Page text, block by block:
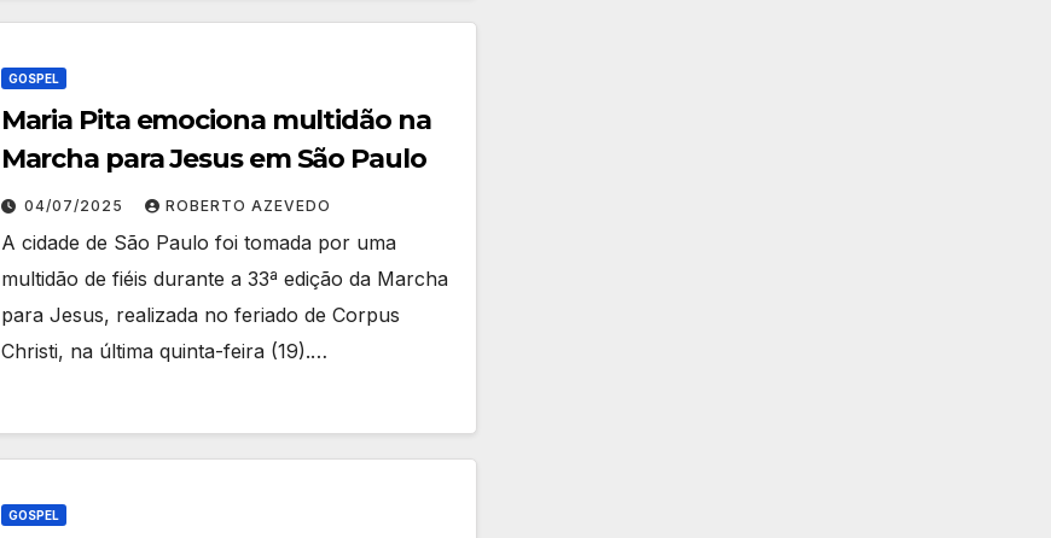
GOSPEL
Maria Pita emociona multidão na
Marcha para Jesus em São Paulo
04/07/2025 ROBERTO AZEVEDO
A cidade de São Paulo foi tomada por uma
multidão de fiéis durante a 33ª edição da Marcha
para Jesus, realizada no feriado de Corpus
Christi, na última quinta-feira (19).…
GOSPEL